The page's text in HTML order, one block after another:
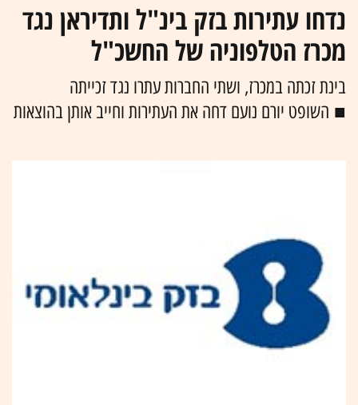
נדחו עתירות בזק בינ"ל ותדיראן נגד
מכרז הטלפוניה של החשכ"ל
בינת זכתה במכרז, ושתי החברות עתרו נגד זכייתה
■ השופט יורם נועם דחה את העתירות וחייב אותן בהוצאות